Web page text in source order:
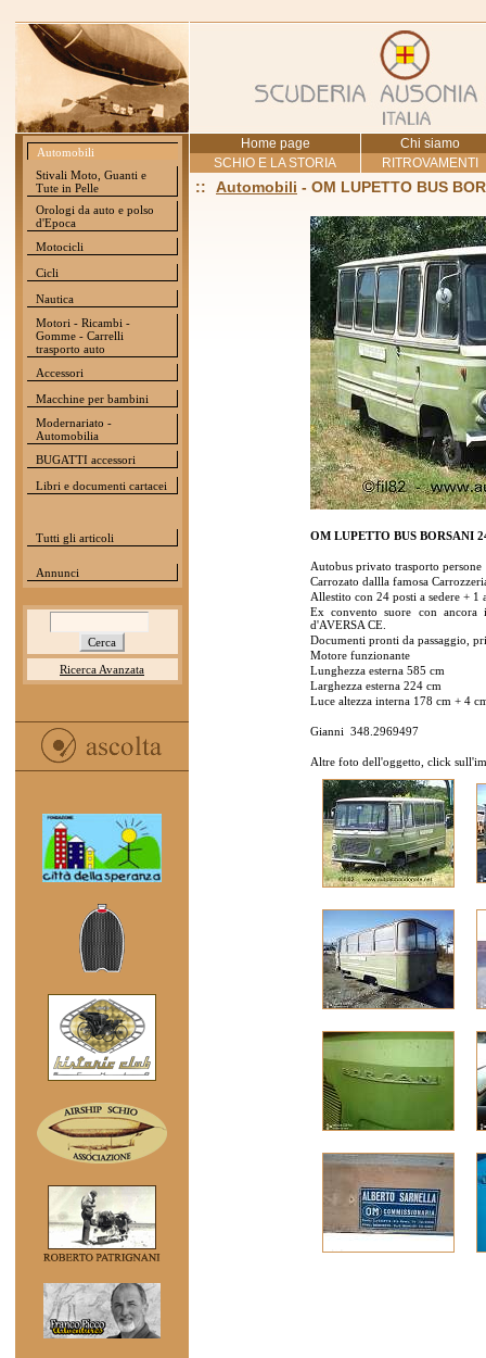
Automobili
Stivali Moto, Guanti e
Tute in Pelle
Orologi da auto e polso
d'Epoca
Motocicli
Cicli
Nautica
Motori - Ricambi -
Gomme - Carrelli
trasporto auto
Accessori
Macchine per bambini
Modernariato -
Automobilia
BUGATTI accessori
Libri e documenti cartacei
Tutti gli articoli
Annunci
Ricerca Avanzata
Home page
Chi siamo
SCHIO E LA STORIA
RITROVAMENTI
:: Automobili - OM LUPETTO BUS
OM LUPETTO BUS BORSANI
Autobus privato trasporto persone
Carrozato dallla famosa
Allestito con 24 posti a sedere + 1
Ex convento suore con
d'AVERSA CE.
Documenti pronti da passaggio,
Motore funzionante
Lunghezza esterna 585 cm
Larghezza esterna 224 cm
Luce altezza interna 178 cm + 4
Gianni 348.2969497
Altre foto dell'oggetto, click